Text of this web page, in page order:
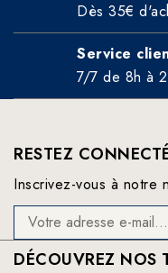
Dès 35€
Service
7/7 de 8h à
RESTEZ
Inscrivez-vous à notre
DÉCOUVREZ NOS